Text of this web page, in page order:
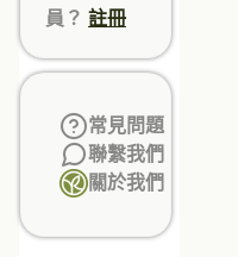
員？ 註冊
常見問題
聯繫我們
關於我們